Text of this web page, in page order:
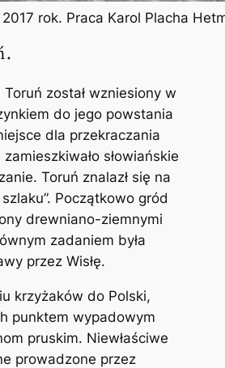
rok. Praca Karol Placha
Toruń został wzniesiony w
do jego powstania
dla przekraczania
zamieszkiwało słowiańskie
Toruń znalazł się na
Początkowo gród
drewniano-ziemnymi
zadaniem była
przez Wisłę.
krzyżaków do Polski,
punktem wypadowym
pruskim. Niewłaściwe
prowadzone przez